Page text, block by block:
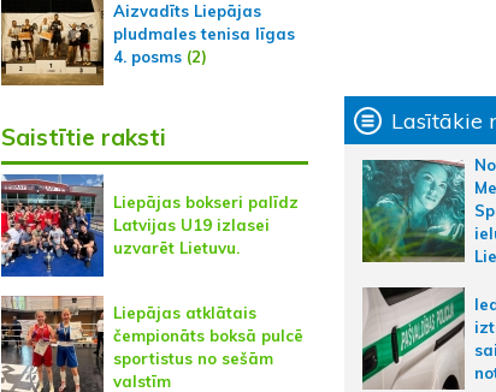
Aizvadīts Liepājas
pludmales tenisa līgas
4. posms(2)
Saistītie raksti
Liepājas bokseri palīdz
Latvijas U19 izlasei
uzvarēt Lietuvu.
Liepājas atklātais
čempionāts boksā pulcē
sportistus no sešām
valstīm
Lasītākie